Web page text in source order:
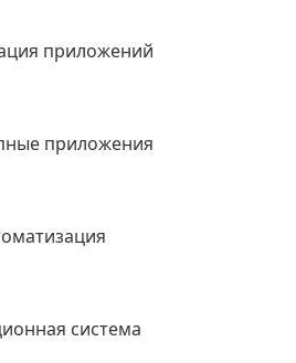
приложений
приложения
система